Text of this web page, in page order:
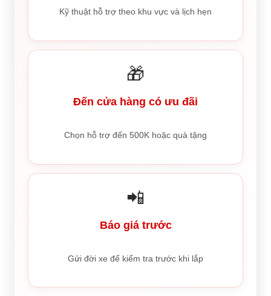
Kỹ thuật hỗ trợ theo khu vực và lịch hẹn
🎁
Đến cửa hàng có ưu đãi
Chọn hỗ trợ đến 500K hoặc quà tặng
📲
Báo giá trước
Gửi đời xe để kiểm tra trước khi lắp